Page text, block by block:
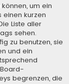
um ein
einen kurzen
Liste aller
sehen.
zu benutzen, sie
und ein
begrenzen, die